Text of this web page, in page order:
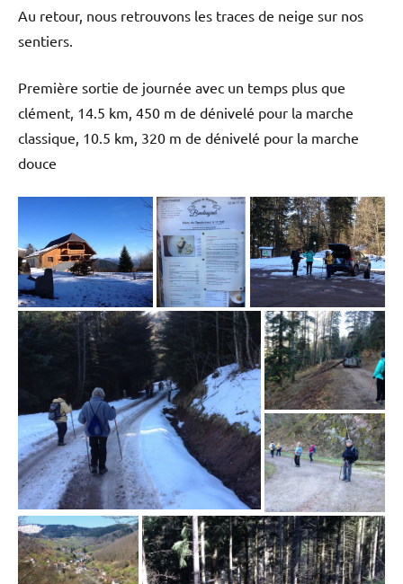
Au retour, nous retrouvons les traces de neige sur nos
sentiers.
Première sortie de journée avec un temps plus que
clément, 14.5 km, 450 m de dénivelé pour la marche
classique, 10.5 km, 320 m de dénivelé pour la marche
douce